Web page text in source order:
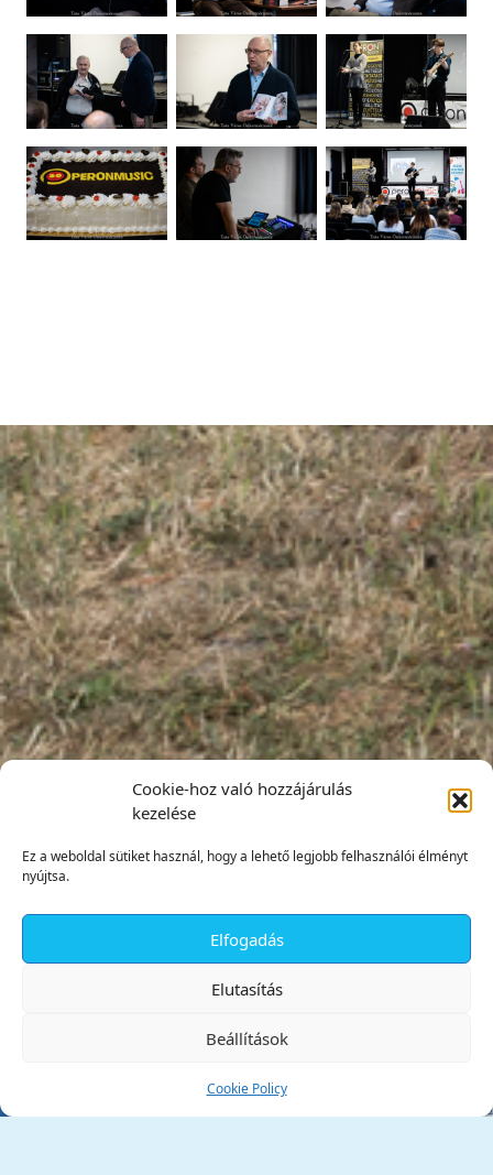
Cookie-hoz való hozzájárulás
kezelése
Ez a weboldal sütiket használ, hogy a lehető legjobb felhasználói élményt
nyújtsa.
Elfogadás
Elutasítás
Beállítások
Cookie Policy
Tata Város Önkormányzata
✕